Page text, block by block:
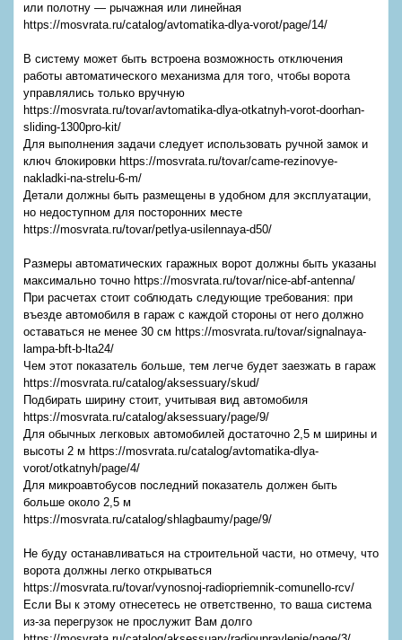
или полотну — рычажная или линейная
https://mosvrata.ru/catalog/avtomatika-dlya-vorot/page/14/
В систему может быть встроена возможность отключения
работы автоматического механизма для того, чтобы ворота
управлялись только вручную
https://mosvrata.ru/tovar/avtomatika-dlya-otkatnyh-vorot-doorhan-
sliding-1300pro-kit/
Для выполнения задачи следует использовать ручной замок и
ключ блокировки https://mosvrata.ru/tovar/came-rezinovye-
nakladki-na-strelu-6-m/
Детали должны быть размещены в удобном для эксплуатации,
но недоступном для посторонних месте
https://mosvrata.ru/tovar/petlya-usilennaya-d50/
Размеры автоматических гаражных ворот должны быть указаны
максимально точно https://mosvrata.ru/tovar/nice-abf-antenna/
При расчетах стоит соблюдать следующие требования: при
въезде автомобиля в гараж с каждой стороны от него должно
оставаться не менее 30 см https://mosvrata.ru/tovar/signalnaya-
lampa-bft-b-lta24/
Чем этот показатель больше, тем легче будет заезжать в гараж
https://mosvrata.ru/catalog/aksessuary/skud/
Подбирать ширину стоит, учитывая вид автомобиля
https://mosvrata.ru/catalog/aksessuary/page/9/
Для обычных легковых автомобилей достаточно 2,5 м ширины и
высоты 2 м https://mosvrata.ru/catalog/avtomatika-dlya-
vorot/otkatnyh/page/4/
Для микроавтобусов последний показатель должен быть
больше около 2,5 м
https://mosvrata.ru/catalog/shlagbaumy/page/9/
Не буду останавливаться на строительной части, но отмечу, что
ворота должны легко открываться
https://mosvrata.ru/tovar/vynosnoj-radiopriemnik-comunello-rcv/
Если Вы к этому отнесетесь не ответственно, то ваша система
из-за перегрузок не прослужит Вам долго